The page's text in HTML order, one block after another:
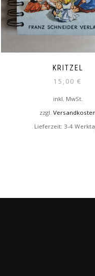
KRITZEL
15,00€
inkl. MwSt.
zzgl.Versandkosten
Lieferzeit: 3-4